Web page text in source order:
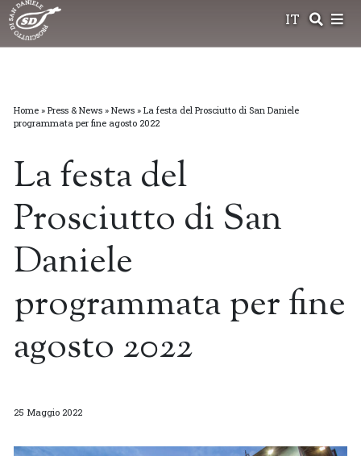
Skip
content
IT
Home» Press & News» News» La festa del Prosciutto di San Daniele
programmata per fine agosto 2022
La festa del
Prosciutto di San
Daniele
programmata per fine
agosto 2022
25 Maggio 2022